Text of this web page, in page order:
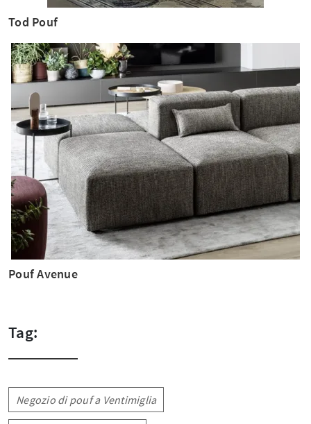
Tod Pouf
Pouf Avenue
Tag:
Negozio di pouf a Ventimiglia